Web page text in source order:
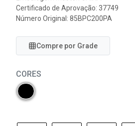
Certificado de Aprovação: 37749
Número Original: 85BPC200PA
Compre por Grade
CORES